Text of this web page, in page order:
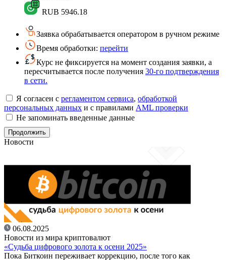
RUB 5946.18
Заявка обрабатывается оператором в ручном режиме
Время обработки: перейти
Курс не фиксируется на момент создания заявки, а
пересчитывается после получения 30-го подтверждения
в сети.
Я согласен с регламентом сервиса, обработкой
персональных данных и с правилами AML проверки
Не запоминать введенные данные
Новости
06.08.2025
Новости из мира криптовалют
«Судьба цифрового золота к осени 2025»
Пока Биткоин переживает коррекцию, после того как